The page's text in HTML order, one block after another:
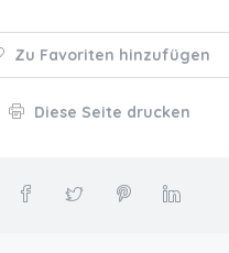
Zu Favoriten hinzufügen
Diese Seite drucken